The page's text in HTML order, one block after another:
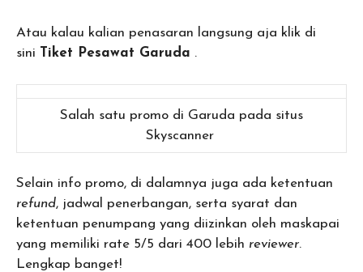
Atau kalau kalian penasaran langsung aja klik di
sini
Tiket Pesawat Garuda .
Salah satu promo di Garuda pada situs
Skyscanner
Selain info promo, di dalamnya juga ada ketentuan
refund, jadwal penerbangan, serta syarat dan
ketentuan penumpang yang diizinkan oleh maskapai
yang memiliki rate 5/5 dari 400 lebih reviewer.
Lengkap banget!